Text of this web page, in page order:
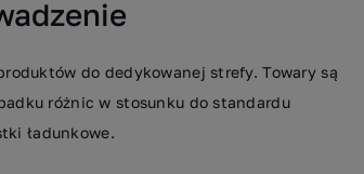
do dedykowanej strefy. Towary są
różnic w stosunku do standardu
ładunkowe.